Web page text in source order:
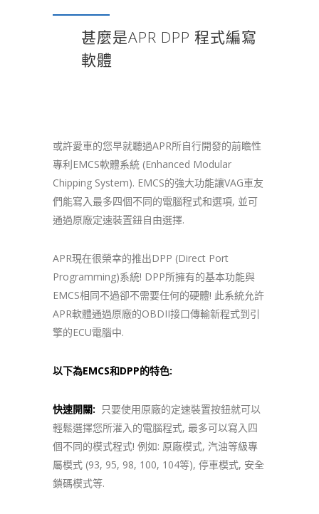
甚麼是APR DPP 程式編寫
軟體
或許愛車的您早就聽過APR所自行開發的前瞻性
專利EMCS軟體系統 (Enhanced Modular
Chipping System). EMCS的強大功能讓VAG車友
們能寫入最多四個不同的電腦程式和選項, 並可
通過原廠定速裝置鈕自由選擇.
APR現在很榮幸的推出DPP (Direct Port
Programming)系統! DPP所擁有的基本功能與
EMCS相同不過卻不需要任何的硬體! 此系統允許
APR軟體通過原廠的OBDII接口傳輸新程式到引
擎的ECU電腦中.
以下為EMCS和DPP的特色:
快速開關: 只要使用原廠的定速裝置按鈕就可以
輕鬆選擇您所灌入的電腦程式, 最多可以寫入四
個不同的模式程式! 例如: 原廠模式, 汽油等級專
屬模式 (93, 95, 98, 100, 104等), 停車模式, 安全
鎖碼模式等.